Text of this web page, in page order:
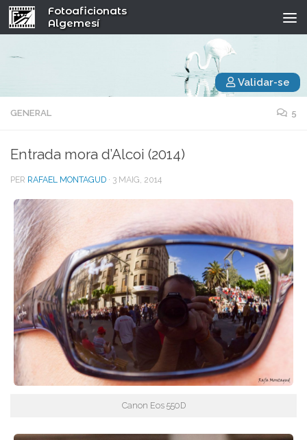
Fotoaficionats
Algemesí
Validar-se
GENERAL 5
Entrada mora d’Alcoi (2014)
PER RAFAEL MONTAGUD · 3 MAIG, 2014
Canon Eos 550D